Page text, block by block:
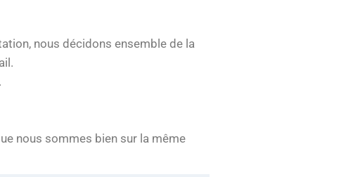
nous décidons ensemble de la
nous sommes bien sur la même